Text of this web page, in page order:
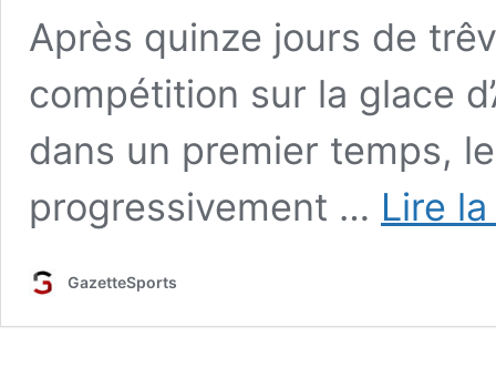
Après quinze jours de
compétition sur la glace
dans un premier temps,
progressivement … Lire
GazetteSports